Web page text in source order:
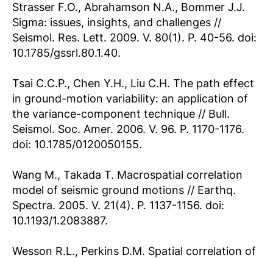
Strasser F.O., Abrahamson N.A., Bommer J.J.
Sigma: issues, insights, and challenges //
Seismol. Res. Lett. 2009. V. 80(1). P. 40-56. doi:
10.1785/gssrl.80.1.40.
Tsai C.C.P., Chen Y.H., Liu C.H. The path effect
in ground-motion variability: an application of
the variance-component technique // Bull.
Seismol. Soc. Amer. 2006. V. 96. P. 1170-1176.
doi: 10.1785/0120050155.
Wang M., Takada T. Macrospatial correlation
model of seismic ground motions // Earthq.
Spectra. 2005. V. 21(4). P. 1137-1156. doi:
10.1193/1.2083887.
Wesson R.L., Perkins D.M. Spatial correlation of